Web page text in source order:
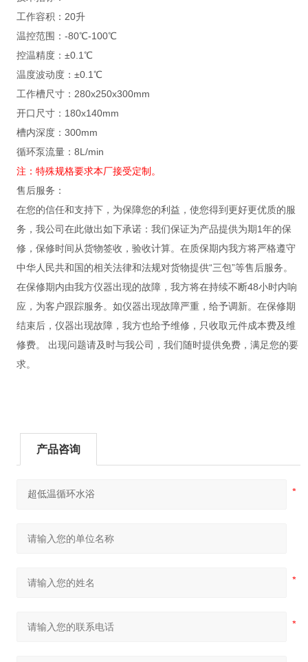
工作容积：20升
温控范围：-80℃-100℃
控温精度：±0.1℃
温度波动度：±0.1℃
工作槽尺寸：280x250x300mm
开口尺寸：180x140mm
槽内深度：300mm
循环泵流量：8L/min
注：特殊规格要求本厂接受定制。
售后服务：
在您的信任和支持下，为保障您的利益，使您得到更好更优质的服
务，我公司在此做出如下承诺：我们保证为产品提供为期1年的保
修，保修时间从货物签收，验收计算。在质保期内我方将严格遵守
中华人民共和国的相关法律和法规对货物提供“三包”等售后服务。
在保修期内由我方仪器出现的故障，我方将在持续不断48小时内响
应，为客户跟踪服务。如仪器出现故障严重，给予调新。在保修期
结束后，仪器出现故障，我方也给予维修，只收取元件成本费及维
修费。 出现问题请及时与我公司，我们随时提供免费，满足您的要
求。
产品咨询